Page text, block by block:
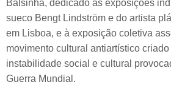
Balsinha, dedicado às exposições
sueco Bengt Lindström e do artista
em Lisboa, e à exposição coletiva
movimento cultural antiartístico
instabilidade social e cultural
Guerra Mundial.